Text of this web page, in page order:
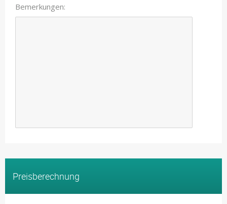
Bemerkungen:
Preisberechnung